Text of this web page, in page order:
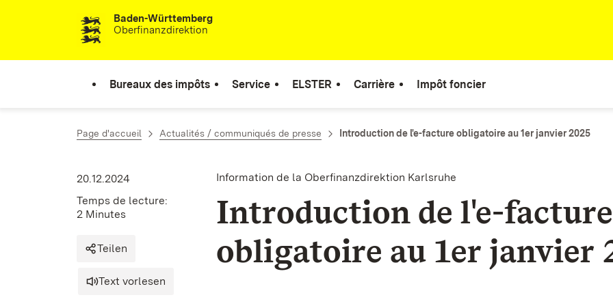
Passer au contenuBaden-Württemberg
Oberfinanzdirektion
Bureaux des impôts Service ELSTER Carrière Impôt foncier
Page d'accueil Actualités / communiqués de presse Introduction de l'e-facture obligatoire au 1er janvier 2025
Information de la Oberfinanzdirektion Karlsruhe
Introduction de l'e-facture
obligatoire au 1er janvier
20.12.2024
Temps de lecture:
2 Minutes
Teilen
Text vorlesen